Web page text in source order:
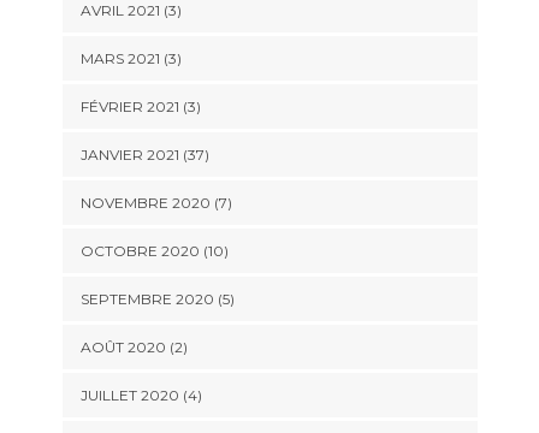
AVRIL 2021 (3)
MARS 2021 (3)
FÉVRIER 2021 (3)
JANVIER 2021 (37)
NOVEMBRE 2020 (7)
OCTOBRE 2020 (10)
SEPTEMBRE 2020 (5)
AOÛT 2020 (2)
JUILLET 2020 (4)